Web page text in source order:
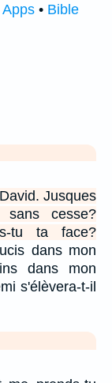
• Bible
Jusques
sans cesse?
tu ta face?
dans mon
dans mon
s'élèvera-t-il